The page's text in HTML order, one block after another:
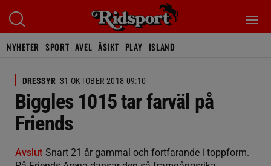
NYHETER SPORT AVEL ÅSIKT PLAY ISLAND
DRESSYR 31 OKTOBER 2018 09:10
Biggles 1015 tar farväl på
Friends
Avslut Snart 21 år gammal och fortfarande i toppform.